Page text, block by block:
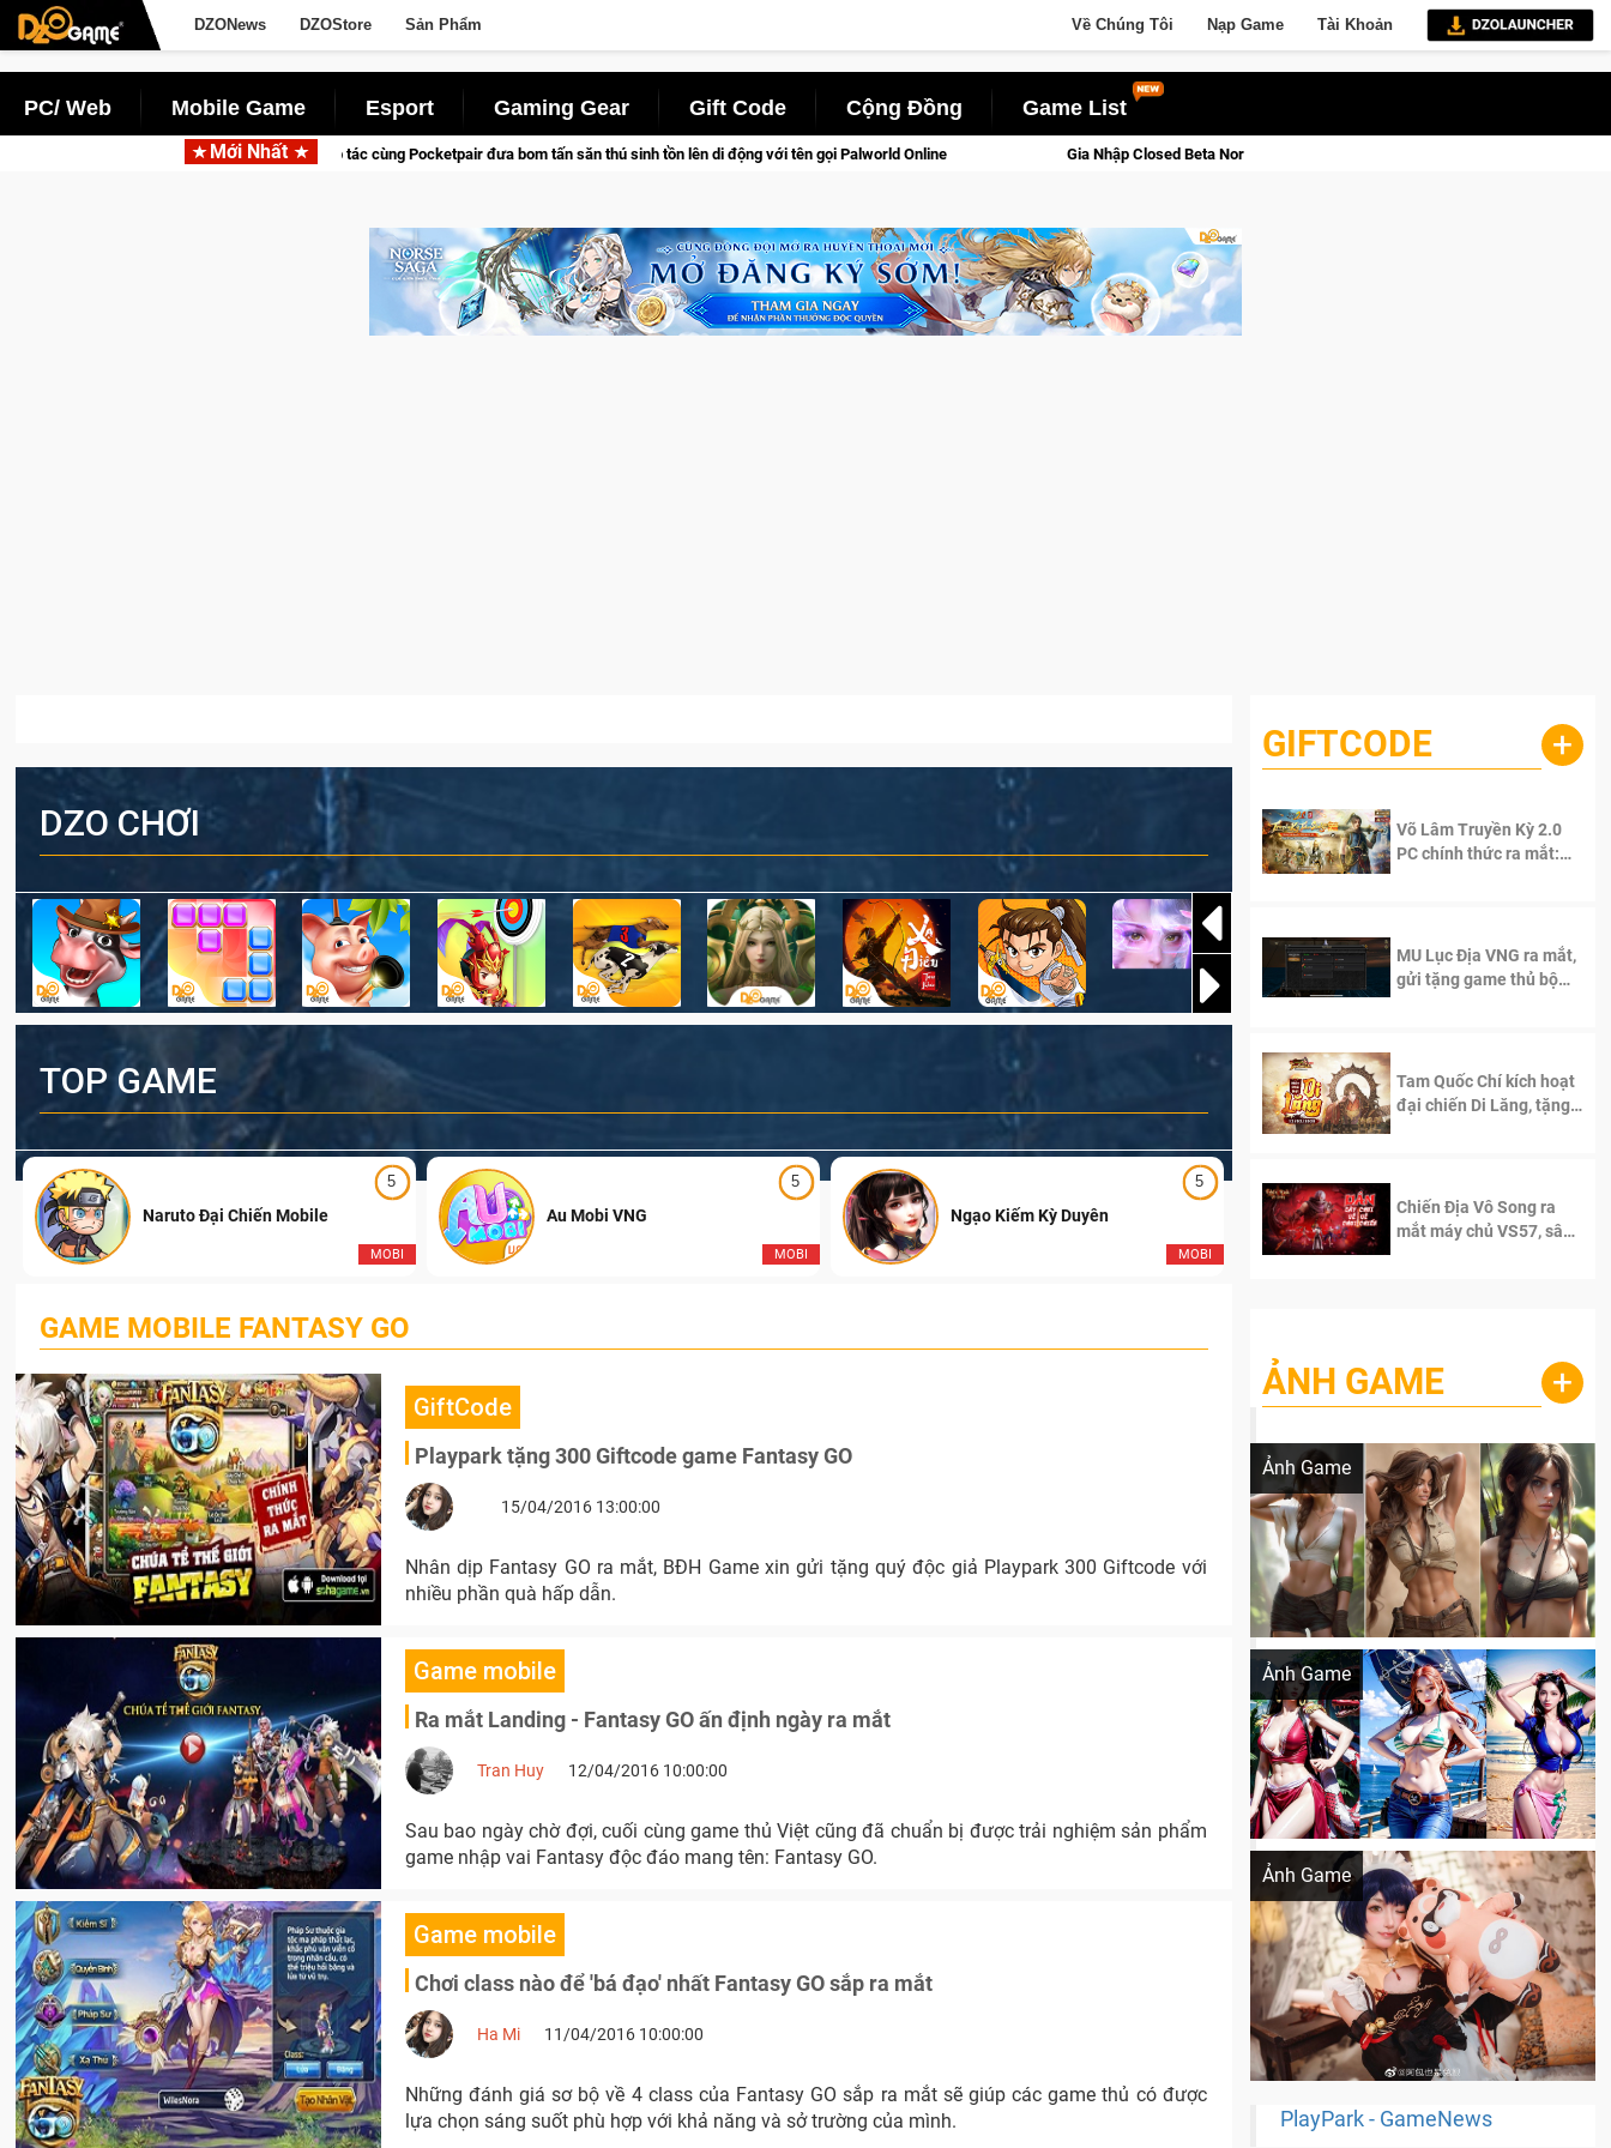
DZONews DZOStore Sản Phẩm Về Chúng Tôi Nạp Game Tài Khoản
PC/ Web Mobile Game Esport Gaming Gear Gift Code Cộng Đồng Game List
Mới Nhất
Garena hợp tác cùng Pocketpair đưa bom tấn săn thú sinh tồn lên di động với tên gọi Palworld Online Gia Nhập Closed Beta Norse Saga: Cửu Giới Thức Tỉnh, Săn DJI Osmo Pocket 3 Ngay Hôm Nay
DZO CHƠI
TOP GAME
5
MOBI
Naruto Đại Chiến Mobile
5
MOBI
Au Mobi VNG
5
MOBI
Ngạo Kiếm Kỳ Duyên Ngạo Thiên Mobile
GAME MOBILE FANTASY GO
GiftCode
Playpark tặng 300 Giftcode game Fantasy GO
15/04/2016 13:00:00
Nhân dịp Fantasy GO ra mắt, BĐH Game xin gửi tặng quý độc giả Playpark 300 Giftcode với
nhiều phần quà hấp dẫn.
Game mobile
Ra mắt Landing - Fantasy GO ấn định ngày ra mắt
Tran Huy 12/04/2016 10:00:00
Sau bao ngày chờ đợi, cuối cùng game thủ Việt cũng đã chuẩn bị được trải nghiệm sản phẩm
game nhập vai Fantasy độc đáo mang tên: Fantasy GO.
Game mobile
Chơi class nào để 'bá đạo' nhất Fantasy GO sắp ra mắt
Ha Mi 11/04/2016 10:00:00
Những đánh giá sơ bộ về 4 class của Fantasy GO sắp ra mắt sẽ giúp các game thủ có được
lựa chọn sáng suốt phù hợp với khả năng và sở trường của mình.
GIFTCODE +
Võ Lâm Truyền Kỳ 2.0
PC chính thức ra mắt:
MU Lục Địa VNG ra mắt,
gửi tặng game thủ bộ
Tam Quốc Chí kích hoạt
đại chiến Di Lăng, tặng
Chiến Địa Vô Song ra
mắt máy chủ VS57, sân
ẢNH GAME +
Ảnh Game
Lala Croft vừa nóng vừa xinh dưới nét vẽ
Ảnh Game
Khi AI Cosplay gái đẹp One Piece
Ảnh Game
Cosplay Xiangling siêu cute
PlayPark - GameNews